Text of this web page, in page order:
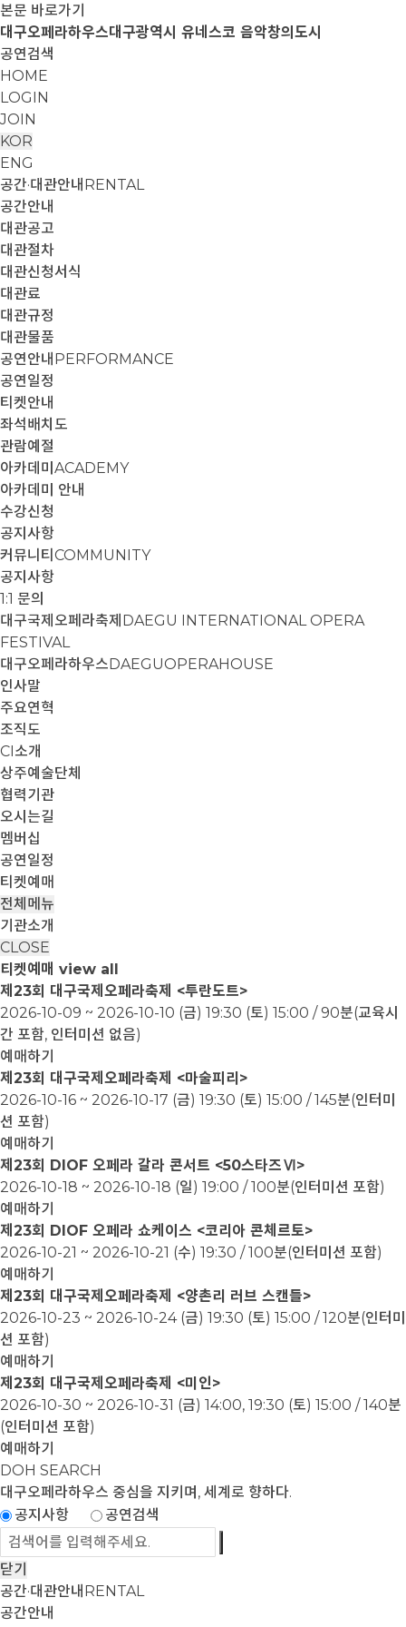
본문 바로가기
대구오페라하우스대구광역시 유네스코 음악창의도시
공연검색
HOME
LOGIN
JOIN
KOR
ENG
공간·대관안내 RENTAL
공간안내
대관공고
대관절차
대관신청서식
대관료
대관규정
대관물품
공연안내 PERFORMANCE
공연일정
티켓안내
좌석배치도
관람예절
아카데미 ACADEMY
아카데미 안내
수강신청
공지사항
커뮤니티 COMMUNITY
공지사항
1:1 문의
대구국제오페라축제 DAEGU INTERNATIONAL OPERA
FESTIVAL
대구오페라하우스DAEGUOPERAHOUSE
인사말
주요연혁
조직도
CI소개
상주예술단체
협력기관
오시는길
멤버십
공연일정
티켓예매
전체메뉴
기관소개
CLOSE
티켓예매 view all
제23회 대구국제오페라축제 <투란도트>
2026-10-09 ~ 2026-10-10 (금) 19:30 (토) 15:00 / 90분(교육시
간 포함, 인터미션 없음)
예매하기
제23회 대구국제오페라축제 <마술피리>
2026-10-16 ~ 2026-10-17 (금) 19:30 (토) 15:00 / 145분(인터미
션 포함)
예매하기
제23회 DIOF 오페라 갈라 콘서트 <50스타즈Ⅵ>
2026-10-18 ~ 2026-10-18 (일) 19:00 / 100분(인터미션 포함)
예매하기
제23회 DIOF 오페라 쇼케이스 <코리아 콘체르토>
2026-10-21 ~ 2026-10-21 (수) 19:30 / 100분(인터미션 포함)
예매하기
제23회 대구국제오페라축제 <양촌리 러브 스캔들>
2026-10-23 ~ 2026-10-24 (금) 19:30 (토) 15:00 / 120분(인터미
션 포함)
예매하기
제23회 대구국제오페라축제 <미인>
2026-10-30 ~ 2026-10-31 (금) 14:00, 19:30 (토) 15:00 / 140분
(인터미션 포함)
예매하기
DOH SEARCH
대구오페라하우스 중심을 지키며, 세계로 향하다.
공지사항
공연검색
닫기
공간·대관안내 RENTAL
공간안내